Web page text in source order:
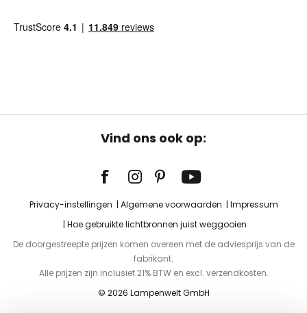
Vind ons ook op:
Privacy-instellingen Algemene voorwaarden
Impressum
Hoe gebruikte lichtbronnen juist weggooien
De doorgestreepte prijzen komen overeen met de adviesprijs van de
fabrikant.
Alle prijzen zijn inclusief 21% BTW en excl. verzendkosten.
© 2026 Lampenwelt GmbH